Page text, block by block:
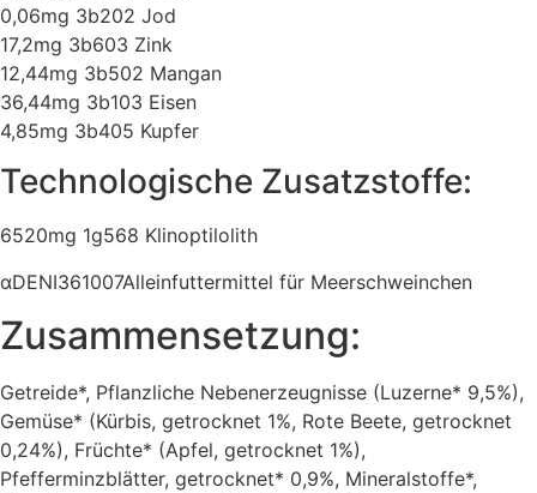
0,06mg 3b202 Jod
17,2mg 3b603 Zink
12,44mg 3b502 Mangan
36,44mg 3b103 Eisen
4,85mg 3b405 Kupfer
Technologische Zusatzstoffe:
6520mg 1g568 Klinoptilolith
αDENI361007Alleinfuttermittel für Meerschweinchen
Zusammensetzung:
Getreide*, Pflanzliche Nebenerzeugnisse (Luzerne* 9,5%),
Gemüse* (Kürbis, getrocknet 1%, Rote Beete, getrocknet
0,24%), Früchte* (Apfel, getrocknet 1%),
Pfefferminzblätter, getrocknet* 0,9%, Mineralstoffe*,